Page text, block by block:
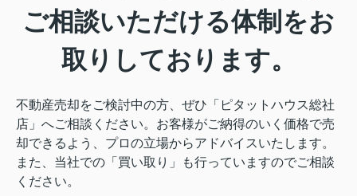
ご相談いただける体制をお
取りしております。
不動産売却をご検討中の方、ぜひ「ピタットハウス総社
店」へご相談ください。お客様がご納得のいく価格で売
却できるよう、プロの立場からアドバイスいたします。
また、当社での「買い取り」も行っていますのでご相談
ください。